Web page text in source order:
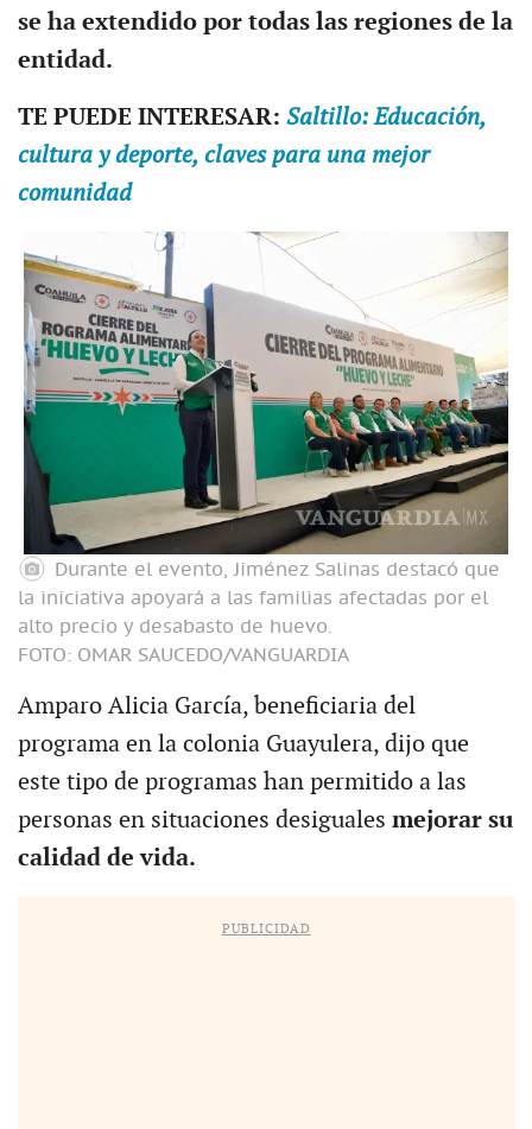
se ha extendido por todas las regiones de la
entidad.
TE PUEDE INTERESAR: Saltillo: Educación,
cultura y deporte, claves para una mejor
comunidad
Durante el evento, Jiménez Salinas destacó que
la iniciativa apoyará a las familias afectadas por el
alto precio y desabasto de huevo.
FOTO: OMAR SAUCEDO/VANGUARDIA
Amparo Alicia García, beneficiaria del
programa en la colonia Guayulera, dijo que
este tipo de programas han permitido a las
personas en situaciones desiguales mejorar su
calidad de vida.
PUBLICIDAD